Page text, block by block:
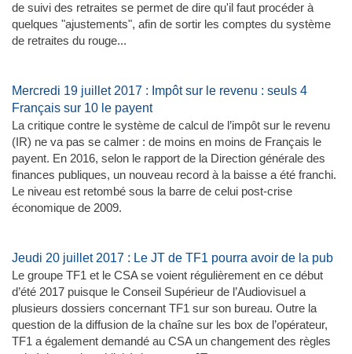
de suivi des retraites se permet de dire qu'il faut procéder à
quelques "ajustements", afin de sortir les comptes du système
de retraites du rouge...
Mercredi 19 juillet 2017 : Impôt sur le revenu : seuls 4
Français sur 10 le payent
La critique contre le système de calcul de l’impôt sur le revenu
(IR) ne va pas se calmer : de moins en moins de Français le
payent. En 2016, selon le rapport de la Direction générale des
finances publiques, un nouveau record à la baisse a été franchi.
Le niveau est retombé sous la barre de celui post-crise
économique de 2009.
Jeudi 20 juillet 2017 : Le JT de TF1 pourra avoir de la pub
Le groupe TF1 et le CSA se voient régulièrement en ce début
d’été 2017 puisque le Conseil Supérieur de l’Audiovisuel a
plusieurs dossiers concernant TF1 sur son bureau. Outre la
question de la diffusion de la chaîne sur les box de l’opérateur,
TF1 a également demandé au CSA un changement des règles